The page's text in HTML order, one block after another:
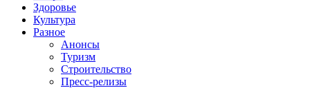
Здоровье
Культура
Разное
Анонсы
Туризм
Строительство
Пресс-релизы